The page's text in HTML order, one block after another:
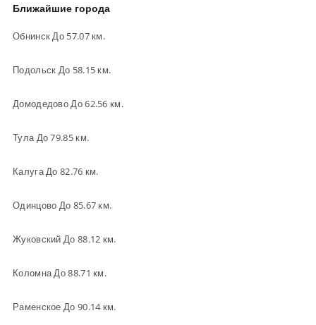
Ближайшие города
Обнинск До 57.07 км.
Подольск До 58.15 км.
Домодедово До 62.56 км.
Тула До 79.85 км.
Калуга До 82.76 км.
Одинцово До 85.67 км.
Жуковский До 88.12 км.
Коломна До 88.71 км.
Раменское До 90.14 км.